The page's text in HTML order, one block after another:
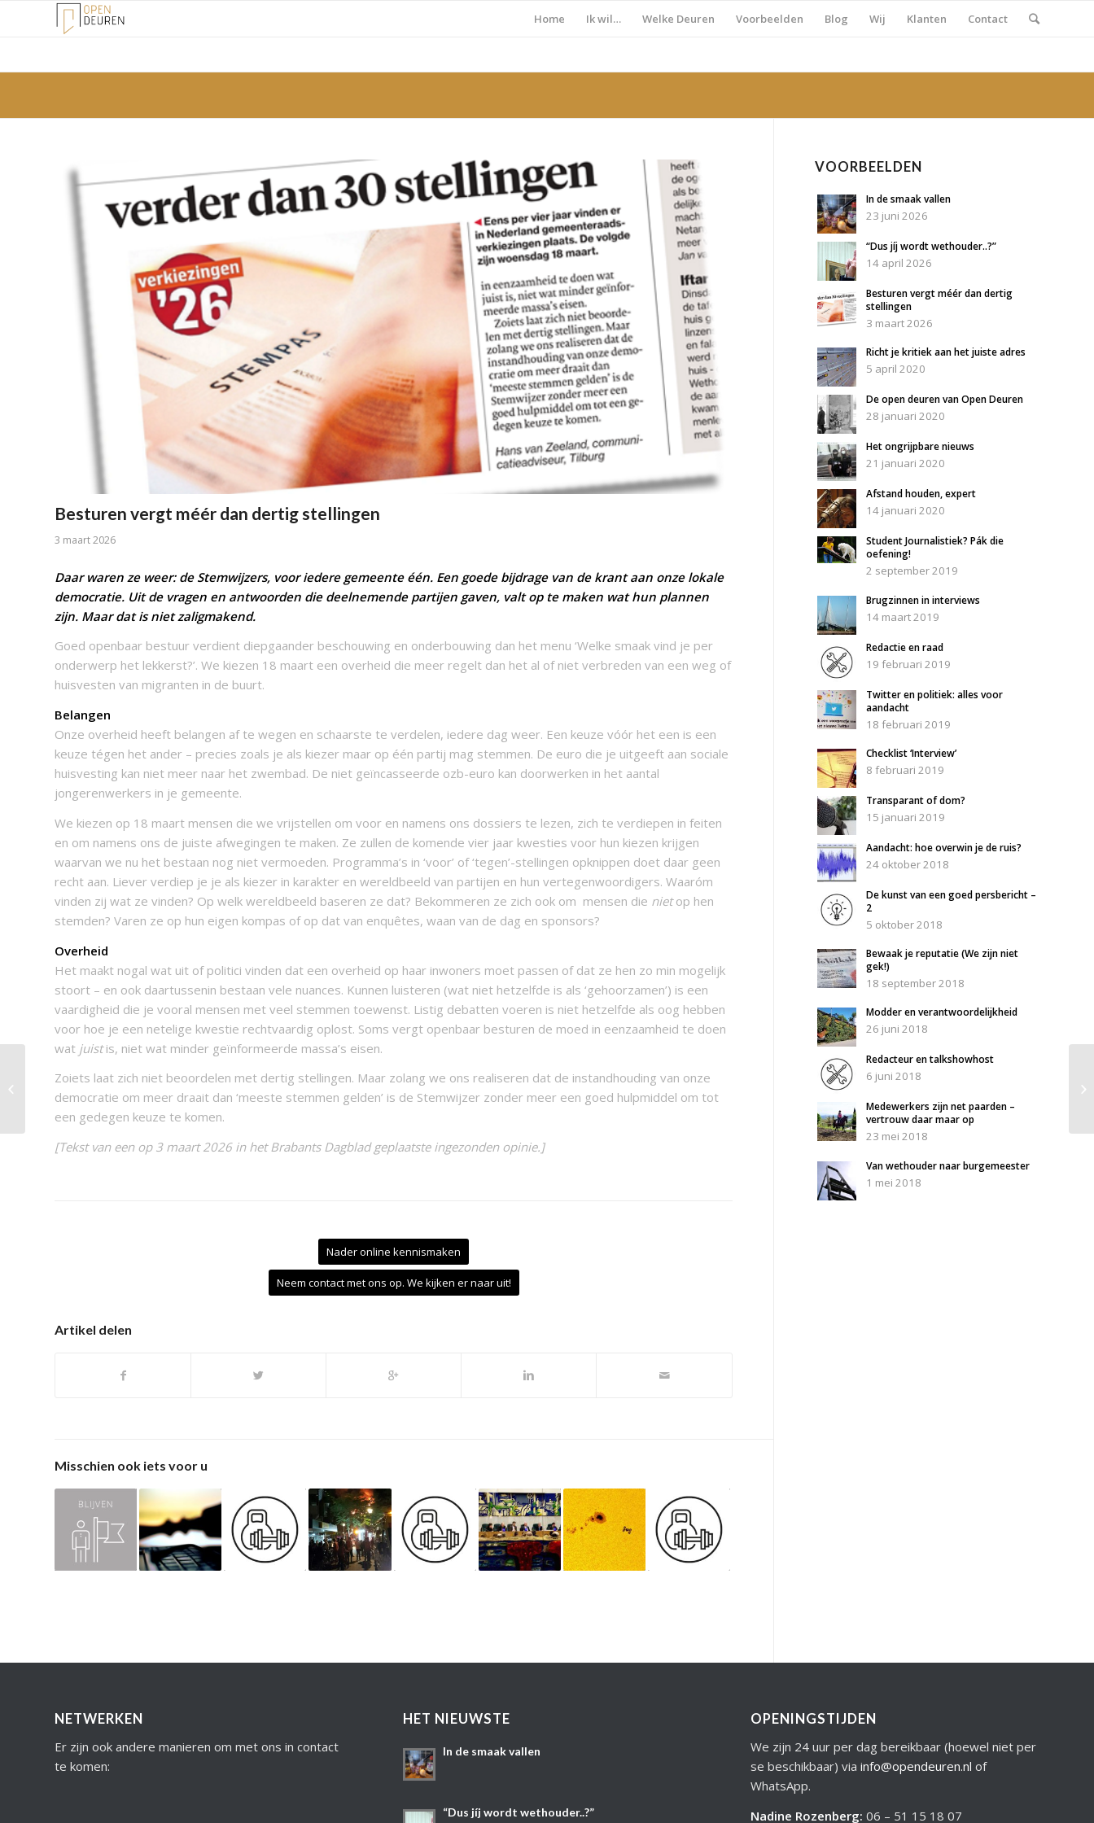
Home Ik wil… Welke Deuren Voorbeelden Blog Wij Klanten Contact
Besturen vergt méér dan dertig stellingen
3 maart 2026
Daar waren ze weer: de Stemwijzers, voor iedere gemeente één. Een goede bijdrage van de krant aan onze lokale
democratie. Uit de vragen en antwoorden die deelnemende partijen gaven, valt op te maken wat hun plannen
zijn. Maar dat is niet zaligmakend.
Goed openbaar bestuur verdient diepgaander beschouwing en onderbouwing dan het menu ‘Welke smaak vind je per
onderwerp het lekkerst?’. We kiezen 18 maart een overheid die meer regelt dan het al of niet verbreden van een weg of
huisvesten van migranten in de buurt.
Belangen
Onze overheid heeft belangen af te wegen en schaarste te verdelen, iedere dag weer. Een keuze vóór het een is een
keuze tégen het ander – precies zoals je als kiezer maar op één partij mag stemmen. De euro die je uitgeeft aan sociale
huisvesting kan niet meer naar het zwembad. De niet geïncasseerde ozb-euro kan doorwerken in het aantal
jongerenwerkers in je gemeente.
We kiezen op 18 maart mensen die we vrijstellen om voor en namens ons dossiers te lezen, zich te verdiepen in feiten
en om namens ons de juiste afwegingen te maken. Ze zullen de komende vier jaar kwesties voor hun kiezen krijgen
waarvan we nu het bestaan nog niet vermoeden. Programma’s in ‘voor’ of ‘tegen’-stellingen opknippen doet daar geen
recht aan. Liever verdiep je je als kiezer in karakter en wereldbeeld van partijen en hun vertegenwoordigers. Waaróm
vinden zij wat ze vinden? Op welk wereldbeeld baseren ze dat? Bekommeren ze zich ook om mensen die nietop hen
stemden? Varen ze op hun eigen kompas of op dat van enquêtes, waan van de dag en sponsors?
Overheid
Het maakt nogal wat uit of politici vinden dat een overheid op haar inwoners moet passen of dat ze hen zo min mogelijk
stoort – en ook daartussenin bestaan vele nuances. Kunnen luisteren (wat niet hetzelfde is als ‘gehoorzamen’) is een
vaardigheid die je vooral mensen met veel stemmen toewenst. Listig debatten voeren is niet hetzelfde als oog hebben
voor hoe je een netelige kwestie rechtvaardig oplost. Soms vergt openbaar besturen de moed in eenzaamheid te doen
wat juistis, niet wat minder geïnformeerde massa’s eisen.
Zoiets laat zich niet beoordelen met dertig stellingen. Maar zolang we ons realiseren dat de instandhouding van onze
democratie om meer draait dan ‘meeste stemmen gelden’ is de Stemwijzer zonder meer een goed hulpmiddel om tot
een gedegen keuze te komen.
[Tekst van een op 3 maart 2026 in het Brabants Dagblad geplaatste ingezonden opinie.]
Nader online kennismaken
Neem contact met ons op. We kijken er naar uit!
Artikel delen
Misschien ook iets voor u
VOORBEELDEN
In de smaak vallen
23 juni 2026
“Dus jíj wordt wethouder..?”
14 april 2026
Besturen vergt méér dan dertig
stellingen
3 maart 2026
Richt je kritiek aan het juiste adres
5 april 2020
De open deuren van Open Deuren
28 januari 2020
Het ongrijpbare nieuws
21 januari 2020
Afstand houden, expert
14 januari 2020
Student Journalistiek? Pák die
oefening!
2 september 2019
Brugzinnen in interviews
14 maart 2019
Redactie en raad
19 februari 2019
Twitter en politiek: alles voor
aandacht
18 februari 2019
Checklist ‘Interview’
8 februari 2019
Transparant of dom?
15 januari 2019
Aandacht: hoe overwin je de ruis?
24 oktober 2018
De kunst van een goed persbericht –
2
5 oktober 2018
Bewaak je reputatie (We zijn niet
gek!)
18 september 2018
Modder en verantwoordelijkheid
26 juni 2018
Redacteur en talkshowhost
6 juni 2018
Medewerkers zijn net paarden –
vertrouw daar maar op
23 mei 2018
Van wethouder naar burgemeester
1 mei 2018
NETWERKEN
Er zijn ook andere manieren om met ons in contact
te komen:
HET NIEUWSTE
In de smaak vallen
“Dus jíj wordt wethouder..?”
OPENINGSTIJDEN
We zijn 24 uur per dag bereikbaar (hoewel niet per
se beschikbaar) viainfo@opendeuren.nl of
WhatsApp.
Nadine Rozenberg:06 – 51 15 18 07
Minder roepen, meer
raken.